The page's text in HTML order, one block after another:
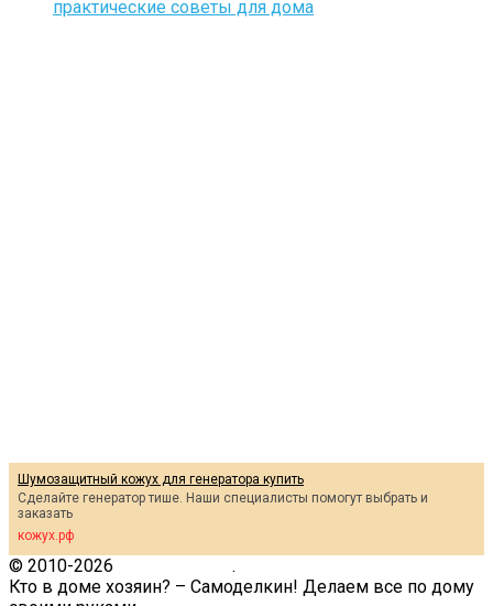
практические советы для дома
Шумозащитный кожух для генератора купить
Сделайте генератор тише. Наши специалисты помогут выбрать и
заказать
кожух.рф
© 2010-2026
.
Кто в доме хозяин? – Самоделкин! Делаем все по дому